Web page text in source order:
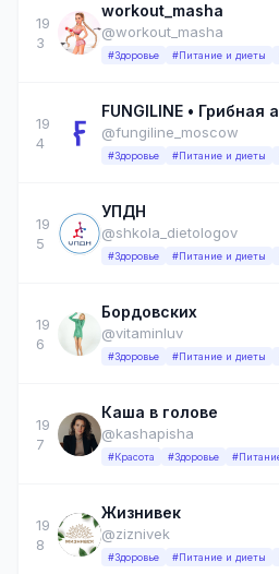
19
3
workout_masha
@workout_masha
#Здоровье #Питание и диеты
19
4
@fungiline_moscow
#Здоровье #Питание и диеты
19
5
УПДН
@shkola_dietologov
#Здоровье #Питание и диеты
19
6
Бордовских
@vitaminluv
#Здоровье #Питание и диеты
19
7
Каша в голове
@kashapisha
#Красота #Здоровье
19
8
Жизнивек
@ziznivek
#Здоровье #Питание и диеты